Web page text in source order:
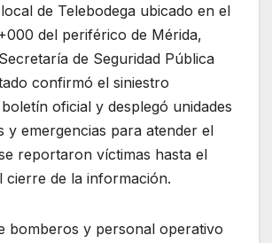
de Telebodega ubicado en el
del periférico de Mérida,
de Seguridad Pública
confirmó el siniestro
oficial y desplegó unidades
y emergencias para atender el
reportaron víctimas hasta el
cierre de la información.
bomberos y personal operativo